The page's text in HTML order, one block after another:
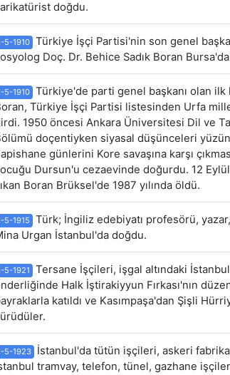
doğdu.
5-1910 Türkiye İşçi Partisi'nin son genel
Doç. Dr. Behice Sadık Boran
5-1910 Türkiye'de parti genel başkanı olan ilk
Türkiye İşçi Partisi listesinden Urfa
1950 öncesi Ankara Üniversitesi Dil ve
doçentiyken siyasal düşünceleri
günlerini Kore savaşına karşı
Dursun'u cezaevinde doğurdu. 12
Boran Brüksel'de 1987 yılında öldü.
5-1915
Türk; İngiliz edebiyatı profesörü,
Urgan İstanbul'da doğdu.
5-1921
Tersane İşçileri, işgal altındaki
Halk İştirakiyyun Fırkası'nın
katıldı ve Kasımpaşa'dan Şişli
5-1923
İstanbul'da tütün işçileri, askeri
tramvay, telefon, tünel, gazhane işçileri